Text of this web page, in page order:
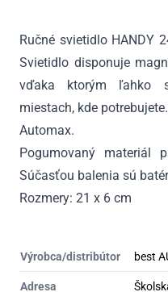
Ručné svietidlo HANDY
Svietidlo disponuje
vďaka ktorým ľahko
miestach, kde
Automax.
Pogumovaný materiál
Súčasťou balenia sú
Rozmery: 21 x 6 cm
Výrobca/distribútor best
Adresa